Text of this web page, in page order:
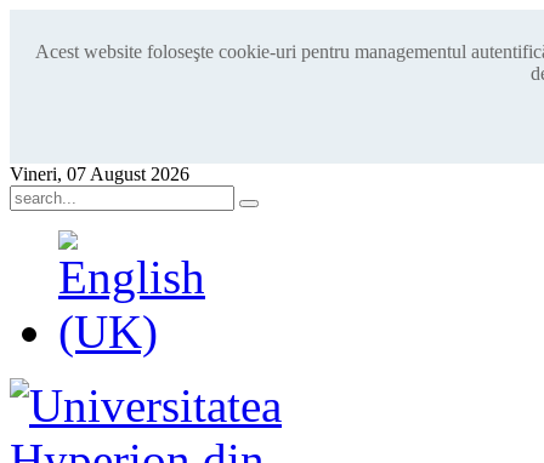
Acest website foloseşte cookie-uri pentru managementul
Vineri, 07 August 2026